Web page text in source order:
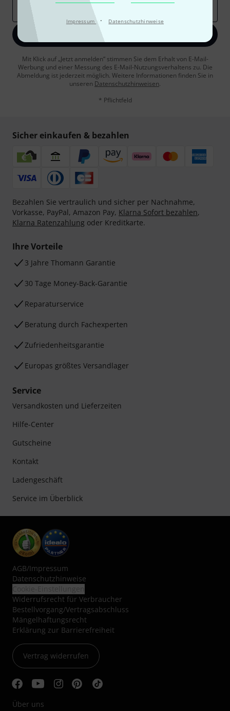
Impressum · Datenschutzhinweise
Jetzt anmelden
Mit Klick auf „Jetzt anmelden“ stimmen Sie dem Erhalt von E-Mail-
Werbung und einer Messung des E-Mail-Nutzungsverhaltens zu. Die
Abmeldung ist jederzeit möglich. Weitere Informationen finden Sie in
unseren Datenschutzhinweisen.
* Pflichtfeld
Sicher einkaufen & bezahlen
Bezahlen Sie vertraulich und sicher per Nachnahme,
Vorkasse, PayPal, Amazon Pay, Klarna Sofort bezahlen,
Klarna Ratenzahlung oder Kreditkarte.
Ihre Vorteile
3 Jahre Thomann Garantie
30 Tage Money-Back-Garantie
Reparaturservice
Beratung durch Fachexperten
Zufriedenheitsgarantie
Europas größtes Versandlager
Service
Versandkosten und Lieferzeiten
Hilfe-Center
Gutscheine
Kontakt
Ladengeschäft
Service im Überblick
AGB/Impressum
Datenschutzhinweise
Widerrufsrecht für Verbraucher
Bestellvorgang/Vertragsabschluss
Mängelhaftungsrecht
Erklärung zur Barrierefreiheit
Vertrag widerrufen
Über uns